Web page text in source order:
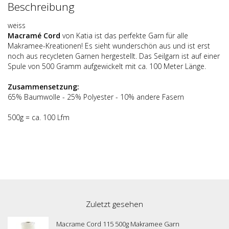
Beschreibung
weiss
Macramé Cord von Katia ist das perfekte Garn für alle
Makramee-Kreationen! Es sieht wunderschön aus und ist erst
noch aus recycleten Garnen hergestellt. Das Seilgarn ist auf einer
Spule von 500 Gramm aufgewickelt mit ca. 100 Meter Länge.
Zusammensetzung:
65% Baumwolle - 25% Polyester - 10% andere Fasern
500g = ca. 100 Lfm
Zuletzt gesehen
Macrame Cord 115 500g Makramee Garn